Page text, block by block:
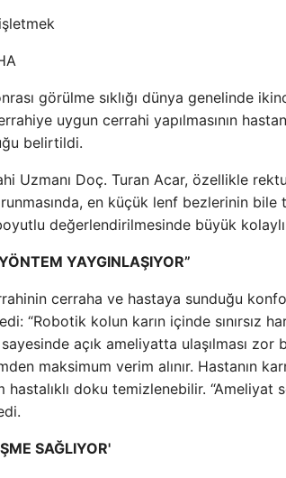
görülme sıklığı dünya genelinde
uygun cerrahi yapılmasının
belirtildi.
Uzmanı Doç. Turan Acar, özellikle
en küçük lenf bezlerinin
değerlendirilmesinde büyük
YAYGINLAŞIYOR”
cerraha ve hastaya sunduğu
“Robotik kolun karın içinde
açık ameliyatta ulaşılması
maksimum verim alınır. Hastanın
hastalıklı doku temizlenebilir. “Ameliyat
SAĞLIYOR'